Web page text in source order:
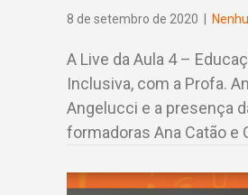
8 de setembro de 2020
A Live da Aula 4 –
Inclusiva, com a Profa.
Angelucci e a presença
formadoras Ana Catão e